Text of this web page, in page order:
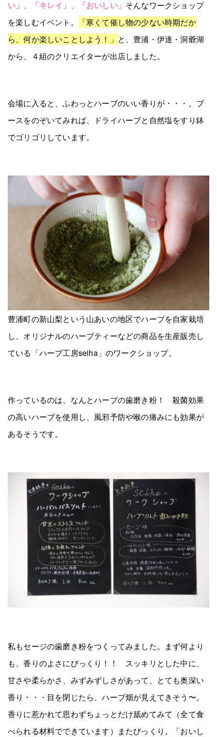
い」、「キレイ」、「おいしい」 そんなワークショップ
を楽しむイベント。
「寒くて催し物の少ない時期だか
ら、何か楽しいことしよう！」 と、豊浦・伊達・洞爺湖
から、４組のクリエイターが出店しました。
会場に入ると、ふわっとハーブのいい香りが・・・。ブ
ースをのぞいてみれば、ドライハーブと自然塩をすり鉢
でゴリゴリしています。
豊浦町の新山梨という山あいの地区でハーブを自家栽培
し、オリジナルのハーブティーなどの商品を生産販売し
ている「ハーブ工房seiha」のワークショップ。
作っているのは、なんとハーブの歯磨き粉！ 殺菌効果
の高いハーブを使用し、風邪予防や喉の痛みにも効果が
あるそうです。
私もセージの歯磨き粉をつくってみました。まず何より
も、香りのよさにびっくり！！ スッキリとした中に、
甘さや柔らかさ、みずみずしさがあって、とても奥深い
香り・・・目を閉じたら、ハーブ畑が見えてきそう〜。
香りに惹かれて思わずちょっとだけ舐めてみて（全て食
べられる材料でできています）またびっくり。「おいし